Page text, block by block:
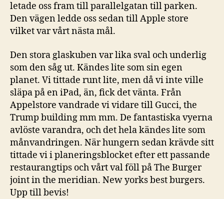
letade oss fram till parallelgatan till parken.
Den vägen ledde oss sedan till Apple store
vilket var vårt nästa mål.
Den stora glaskuben var lika sval och underlig
som den såg ut. Kändes lite som sin egen
planet. Vi tittade runt lite, men då vi inte ville
släpa på en iPad, än, fick det vänta. Från
Appelstore vandrade vi vidare till Gucci, the
Trump building mm mm. De fantastiska vyerna
avlöste varandra, och det hela kändes lite som
månvandringen. När hungern sedan krävde sitt
tittade vi i planeringsblocket efter ett passande
restaurangtips och vårt val föll på The Burger
joint in the meridian. New yorks best burgers.
Upp till bevis!